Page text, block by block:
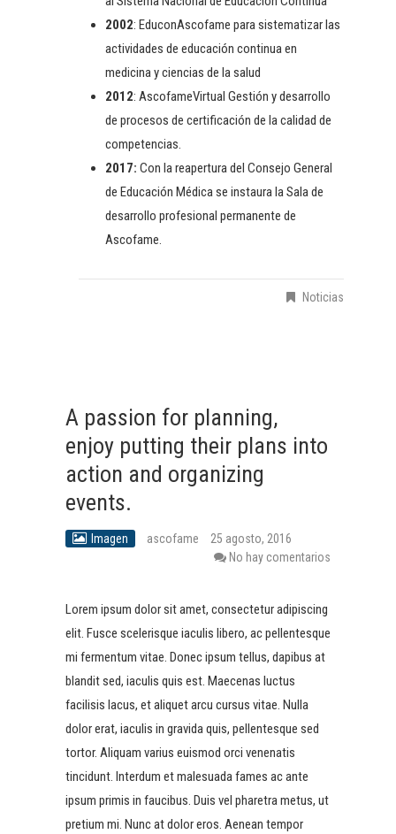
2002: EduconAscofame para sistematizar las
actividades de educación continua en
medicina y ciencias de la salud
2012: AscofameVirtual Gestión y desarrollo
de procesos de certificación de la calidad de
competencias.
2017: Con la reapertura del Consejo General
de Educación Médica se instaura la Sala de
desarrollo profesional permanente de
Ascofame.
Noticias
A passion for planning,
enjoy putting their plans into
action and organizing
events.
Imagen ascofame
25 agosto, 2016
No hay comentarios
Lorem ipsum dolor sit amet, consectetur adipiscing
elit. Fusce scelerisque iaculis libero, ac pellentesque
mi fermentum vitae. Donec ipsum tellus, dapibus at
blandit sed, iaculis quis est. Maecenas luctus
facilisis lacus, et aliquet arcu cursus vitae. Nulla
dolor erat, iaculis in gravida quis, pellentesque sed
tortor. Aliquam varius euismod orci venenatis
tincidunt. Interdum et malesuada fames ac ante
ipsum primis in faucibus. Duis vel pharetra metus, ut
pretium mi. Nunc at dolor eros. Aenean tempor